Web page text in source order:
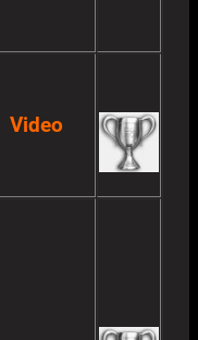
Video